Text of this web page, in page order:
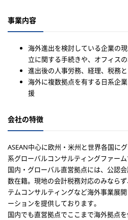
事業内容
海外進出を検討している企業の
立に関する手続きや、オフィス
進出後の人事労務、経理、税務
海外に複数拠点を有する日系企
援
会社の特徴
ASEAN中心に欧州・米州と世界各国に
系グローバルコンサルティングファーム
国内・グローバル直営拠点には、公認
数在籍。現地の会計税務対応のみなら
テムコンサルティングなど海外事業展
ーションを提供しております。
国内でも直営拠点でここまで海外拠点